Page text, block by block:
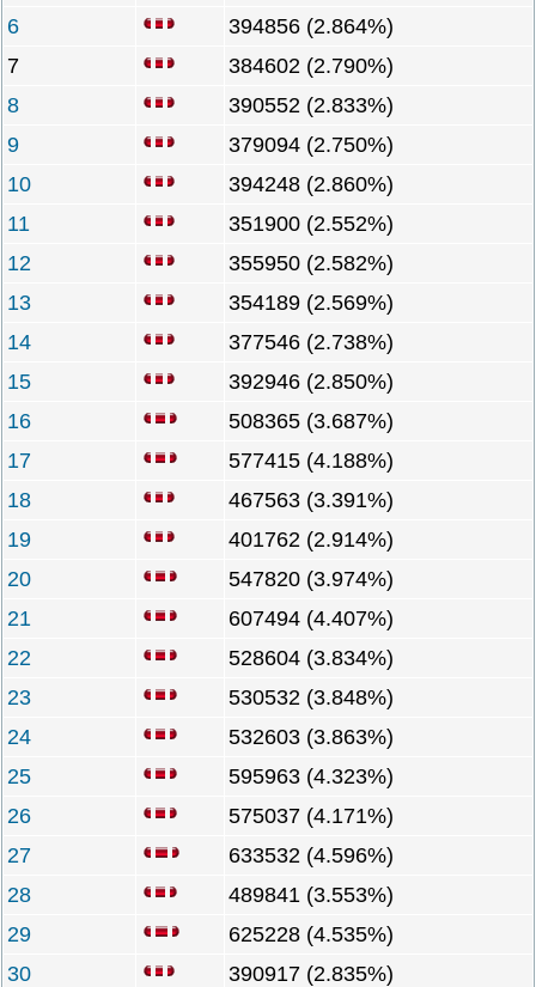
6
394856 (2.864%)
7
384602 (2.790%)
8
390552 (2.833%)
9
379094 (2.750%)
10
394248 (2.860%)
11
351900 (2.552%)
12
355950 (2.582%)
13
354189 (2.569%)
14
377546 (2.738%)
15
392946 (2.850%)
16
508365 (3.687%)
17
577415 (4.188%)
18
467563 (3.391%)
19
401762 (2.914%)
20
547820 (3.974%)
21
607494 (4.407%)
22
528604 (3.834%)
23
530532 (3.848%)
24
532603 (3.863%)
25
595963 (4.323%)
26
575037 (4.171%)
27
633532 (4.596%)
28
489841 (3.553%)
29
625228 (4.535%)
30
390917 (2.835%)